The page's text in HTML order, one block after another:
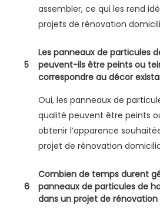
assembler, ce qui les rend
projets de rénovation
5
Les panneaux de particules
peuvent-ils être peints ou
correspondre au décor
Oui, les panneaux de
qualité peuvent être peints
obtenir l’apparence
projet de rénovation
6
Combien de temps durent
panneaux de particules de
dans un projet de